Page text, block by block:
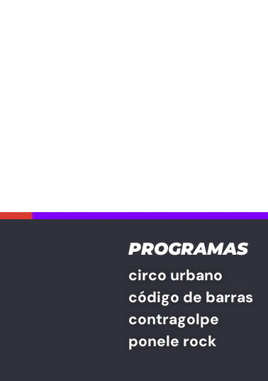
PROGRAMAS
circo urbano
código de barras
contragolpe
ponele rock